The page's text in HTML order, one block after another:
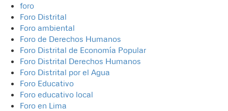
foro
Foro Distrital
Foro ambiental
Foro de Derechos Humanos
Foro Distrital de Economía Popular
Foro Distrital Derechos Humanos
Foro Distrital por el Agua
Foro Educativo
Foro educativo local
Foro en Lima